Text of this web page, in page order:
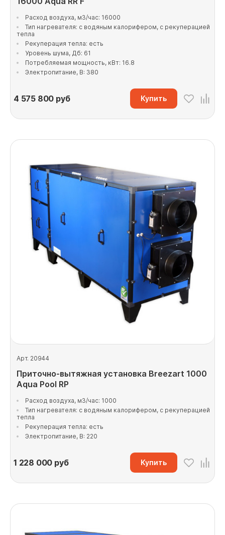
Расход воздуха, м3/час: 16000
Тип нагревателя: с водяным калорифером, с рекуперацией
тепла
Рекуперация тепла: есть
Уровень шума, Дб: 61
Потребляемая мощность, кВт: 16.8
Электропитание, В: 380
4 575 800 руб Купить
Арт. 20944
Приточно-вытяжная установка Breezart 1000
Aqua Pool RP
Расход воздуха, м3/час: 1000
Тип нагревателя: с водяным калорифером, с рекуперацией
тепла
Рекуперация тепла: есть
Электропитание, В: 220
1 228 000 руб Купить